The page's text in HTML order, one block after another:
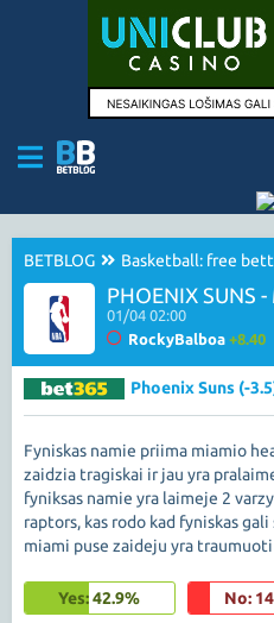
BETBLOG Basketball: free
PHOENIX SUNS
01/04 02:00
RockyBalboa +8.40
Phoenix Suns (-
Fyniskas namie priima miamio
zaidzia tragiskai ir jau yra
fyniksas namie yra laimeje 2
raptors, kas rodo kad fyniskas
miami puse zaideju yra
Yes: 42.9% No: